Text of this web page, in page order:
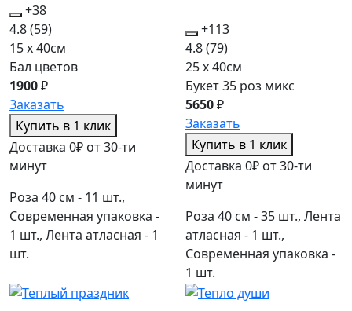
+38
4.8(59)
15 x 40см
Бал цветов
1900₽
Заказать
Купить в 1 клик
Доставка 0₽ от 30-ти
минут
Роза 40 см - 11 шт.,
Современная упаковка -
1 шт., Лента атласная - 1
шт.
+113
4.8(79)
25 x 40см
Букет 35 роз микс
5650₽
Заказать
Купить в 1 клик
Доставка 0₽ от 30-ти
минут
Роза 40 см - 35 шт., Лента
атласная - 1 шт.,
Современная упаковка -
1 шт.